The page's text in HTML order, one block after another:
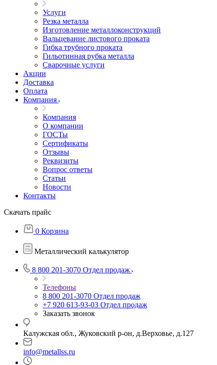
Услуги
Резка металла
Изготовление металлоконструкций
Вальцевание листового проката
Гибка трубного проката
Гильотинная рубка металла
Сварочные услуги
Акции
Доставка
Оплата
Компания
Компания
О компании
ГОСТы
Сертификаты
Отзывы
Реквизиты
Вопрос ответы
Статьи
Новости
Контакты
Скачать прайс
0 Корзина
Металлический калькулятор
8 800 201-3070 Отдел продаж
Телефоны
8 800 201-3070 Отдел продаж
+7 920 613-93-03 Отдел продаж
Заказать звонок
Калужская обл., Жуковский р-он, д.Верховье, д.127
info@metallss.ru